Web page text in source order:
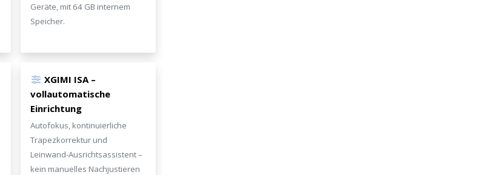
Geräte, mit 64 GB internem
Speicher.
XGIMI ISA –
vollautomatische
Einrichtung
Autofokus, kontinuierliche
Trapezkorrektur und
Leinwand-Ausrichtsassistent –
kein manuelles Nachjustieren